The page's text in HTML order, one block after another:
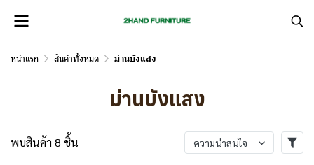
หน้าแรก สินค้าทั้งหมด ม่านบังแสง
ม่านบังแสง
พบสินค้า 8 ชิ้น ความน่าสนใจ